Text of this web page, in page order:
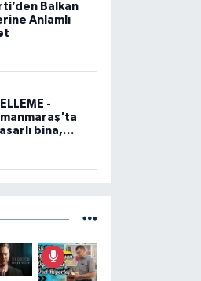
Balkan
Anlamlı
-
bina,